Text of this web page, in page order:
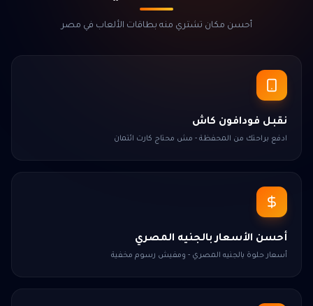
أحسن مكان تشتري منه بطاقات الألعاب في مصر
نقبل فودافون كاش
ادفع براحتك من المحفظة - مش محتاج كارت ائتمان
أحسن الأسعار بالجنيه المصري
أسعار حلوة بالجنيه المصري - ومفيش رسوم مخفية